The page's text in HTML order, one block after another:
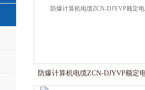
防爆计算机电缆ZCN-DJYVP额定